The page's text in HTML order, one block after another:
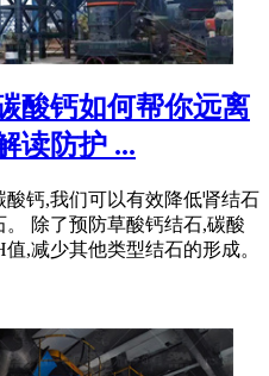
酸钙如何帮你远离
读防护 ...
钙,我们可以有效降低肾结石
除了预防草酸钙结石,碳酸
,减少其他类型结石的形成。